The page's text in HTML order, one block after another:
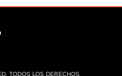
TODOS LOS DERECHOS